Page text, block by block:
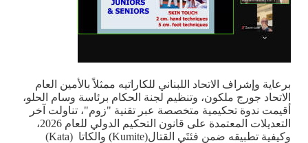
برعاية وإشراف الاتحاد اللبناني للكاراتيه ممثلاً بالأمين العام
الاتحاد جورج ملكون، وتنظيم لجنة الحكام برئاسة وسام الحلو،
أقيمت ندوة تحكيمية متخصصة عبر تقنية "زوم"، تناولت آخر
التعديلات المعتمدة على قانون التحكيم الدولي للعام 2026،
وكيفية تطبيقه ضمن فئتَي القتال(Kumite) والكاتا (Kata)